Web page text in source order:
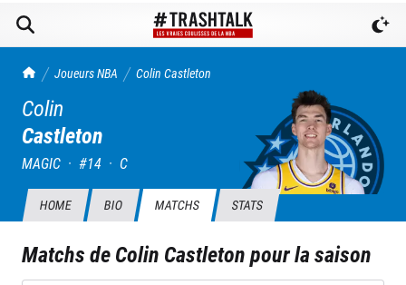
TrashTalk Actu NBA
Joueurs NBA Colin Castleton
Colin
Castleton
MAGIC · #14 · C
HOME BIO MATCHS STATS
Matchs deColin Castletonpour la saison